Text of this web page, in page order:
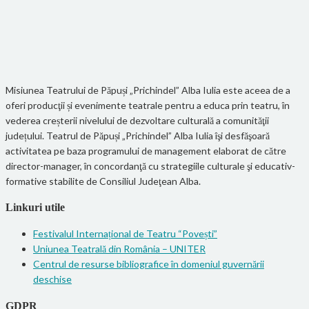
Misiunea Teatrului de Păpuși „Prichindel” Alba Iulia este aceea de a
oferi producţii și evenimente teatrale pentru a educa prin teatru, în
vederea creșterii nivelului de dezvoltare culturală a comunităţii
județului. Teatrul de Păpuși „Prichindel” Alba Iulia îşi desfăşoară
activitatea pe baza programului de management elaborat de către
director-manager, în concordanţă cu strategiile culturale şi educativ-
formative stabilite de Consiliul Judeţean Alba.
Linkuri utile
Festivalul Internațional de Teatru “Povești”
Uniunea Teatrală din România – UNITER
Centrul de resurse bibliografice în domeniul guvernării
deschise
GDPR